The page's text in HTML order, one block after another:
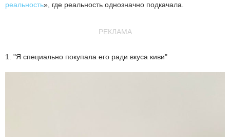
реальность», где реальность однозначно подкачала.
РЕКЛАМА
1. "Я специально покупала его ради вкуса киви"